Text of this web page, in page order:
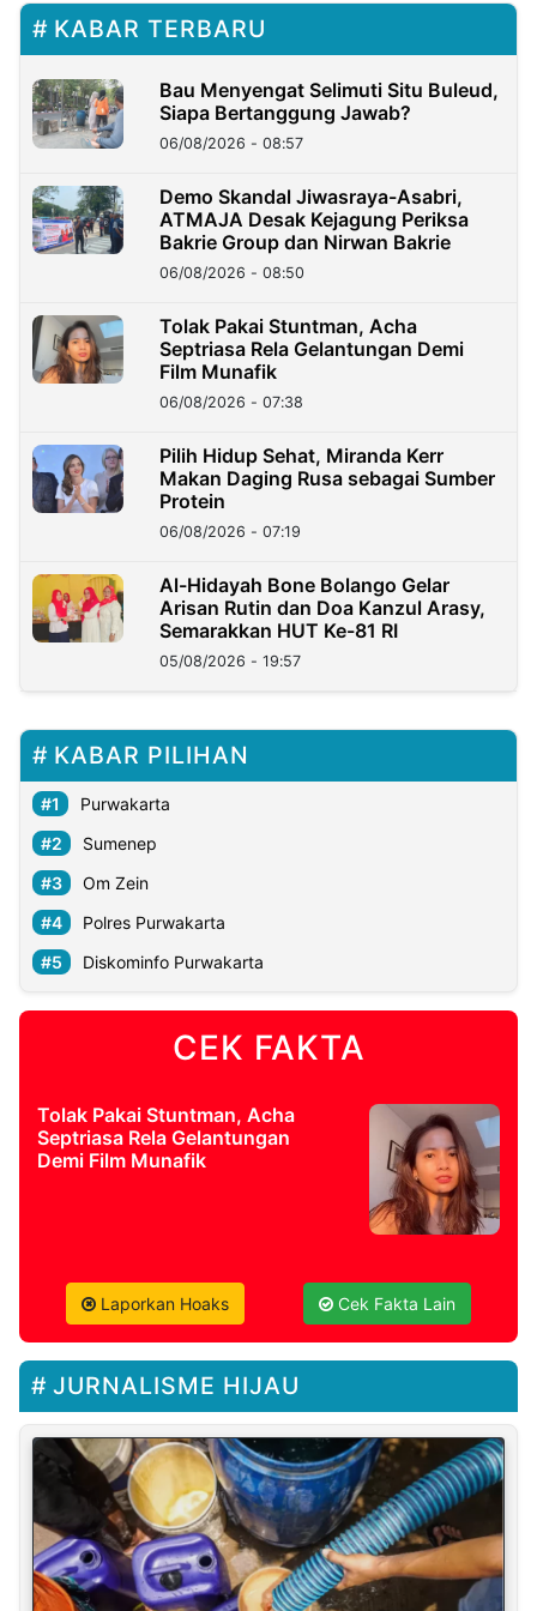
KABAR TERBARU
Bau Menyengat Selimuti Situ Buleud,
Siapa Bertanggung Jawab?
06/08/2026 - 08:57
Demo Skandal Jiwasraya-Asabri,
ATMAJA Desak Kejagung Periksa
Bakrie Group dan Nirwan Bakrie
06/08/2026 - 08:50
Tolak Pakai Stuntman, Acha
Septriasa Rela Gelantungan Demi
Film Munafik
06/08/2026 - 07:38
Pilih Hidup Sehat, Miranda Kerr
Makan Daging Rusa sebagai Sumber
Protein
06/08/2026 - 07:19
Al-Hidayah Bone Bolango Gelar
Arisan Rutin dan Doa Kanzul Arasy,
Semarakkan HUT Ke-81 RI
05/08/2026 - 19:57
KABAR PILIHAN
Purwakarta
Sumenep
Om Zein
Polres Purwakarta
Diskominfo Purwakarta
CEK FAKTA
Tolak Pakai Stuntman, Acha
Septriasa Rela Gelantungan
Demi Film Munafik
Laporkan Hoaks Cek Fakta Lain
JURNALISME HIJAU